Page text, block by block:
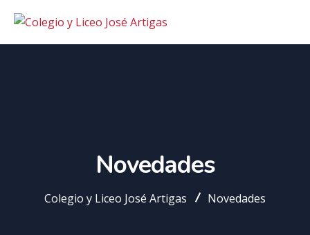
Novedades
Colegio y Liceo José Artigas Novedades